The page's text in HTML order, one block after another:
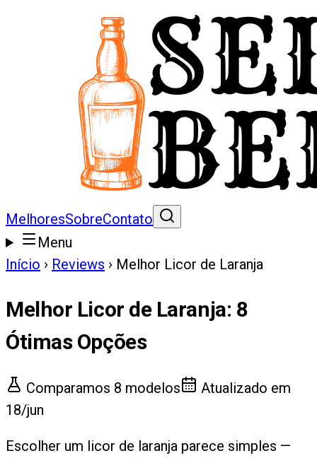
MelhoresSobreContato
Menu
Início › Reviews › Melhor Licor de Laranja
Melhor Licor de Laranja: 8
Ótimas Opções
Comparamos 8 modelos
Atualizado em
18/jun
Escolher um licor de laranja parece simples —